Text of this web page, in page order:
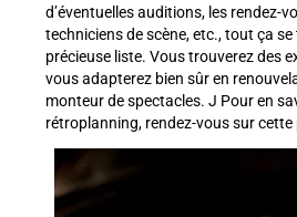
d’éventuelles auditions, les rendez-
techniciens de scène, etc., tout ça
précieuse liste. Vous trouverez des
vous adapterez bien sûr en
monteur de spectacles. J Pour en
rétroplanning, rendez-vous sur cette